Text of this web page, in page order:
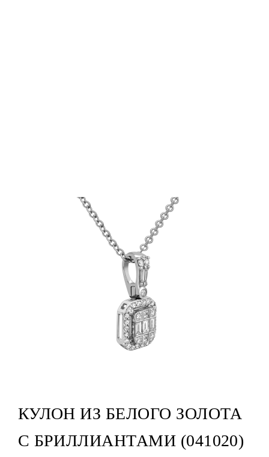
КУЛОН ИЗ БЕЛОГО ЗОЛОТА
С БРИЛЛИАНТАМИ (041020)